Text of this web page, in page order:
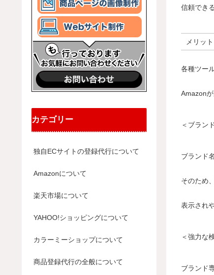
信頼でき
メリット
各種ツー
Amazon
＜ブラン
ブランド
そのため
表示され
＜強力な
ブランド
カテゴリー
独自ECサイトの登録代行について
Amazonについて
楽天市場について
YAHOO!ショッピングについて
カラーミーショップについて
商品登録代行の全般について